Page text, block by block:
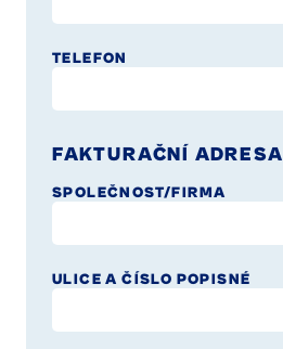
TELEFON
FAKTURAČNÍ ADRESA
SPOLEČNOST/FIRMA
ULICE A ČÍSLO POPISNÉ